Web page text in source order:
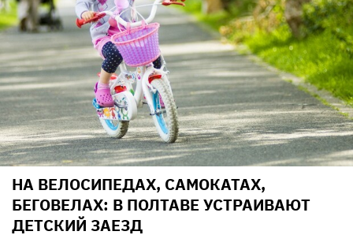
НА ВЕЛОСИПЕДАХ, САМОКАТАХ,
БЕГОВЕЛАХ: В ПОЛТАВЕ УСТРАИВАЮТ
ДЕТСКИЙ ЗАЕЗД